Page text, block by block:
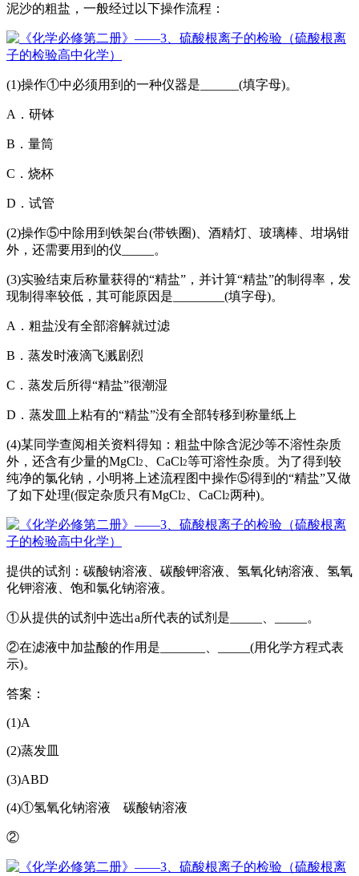
泥沙的粗盐，一般经过以下操作流程：
(1)操作①中必须用到的一种仪器是______(填字母)。
A． 研钵
B． 量筒
C．烧杯
D．试管
(2)操作⑤中除用到 铁架台(带铁圈)、 酒精灯 玻璃棒
坩埚钳
外，还需要用到的仪_____。
(3)实验结束后称量获得的“精盐”，并计算“精盐”的制得率，发
现制得率较低，其可能原因是________(填字母)。
A．粗盐没有全部溶解就过滤
B．蒸发时液滴飞溅剧烈
C．蒸发后所得“精盐”很潮湿
D． 蒸发皿 上粘有的“精盐”没有全部转移到称量纸上
(4)某同学查阅相关资料得知：粗盐中除含泥沙等不溶性杂质
外，还含有少量的MgCl2 、CaCl2等可溶性杂质。为了得到较
纯净的氯化钠，小明将上述流程图中操作⑤得到的“精盐”又做
了如下处理(假定杂质只有MgCl2 、CaCl2两种)。
提供的试剂：碳酸钠溶液、 碳酸钾溶液、氢氧化钠溶液、 氢氧
化钾溶液、饱和氯化钠溶液。
①从提供的试剂中选出a所代表的试剂是_____、_____。
②在滤液中加盐酸的作用是_______、_____(用化学方程式表
示)。
答案：
(1)A
(2)蒸发皿
(3)ABD
(4)①氢氧化钠溶液 碳酸钠溶液
②